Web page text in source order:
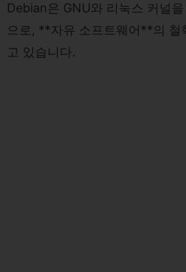
Debian은 GNU와 리눅스 커널
으로, **자유 소프트웨어**의 철
고 있습니다.